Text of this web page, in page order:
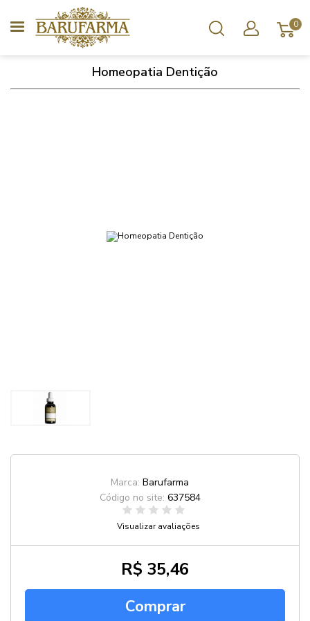
0
Homeopatia Dentição
Marca: Barufarma
Código no site: 637584
Visualizar avaliações
R$ 35,46
Comprar